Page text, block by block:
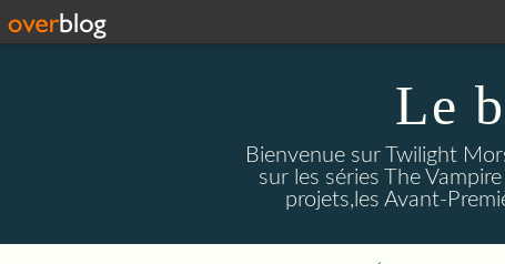
Le
Bienvenue sur Twilight
sur les séries The
projets,les Avant-